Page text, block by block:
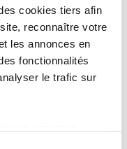
cookies tiers afin
reconnaître votre
les annonces en
fonctionnalités
le trafic sur